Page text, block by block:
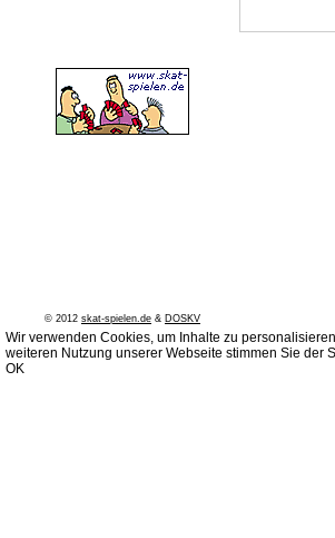
© 2012 skat-spielen.de & DOSKV
Wir verwenden Cookies, um Inhalte zu
weiteren Nutzung unserer Webseite stimmen Sie der
OK